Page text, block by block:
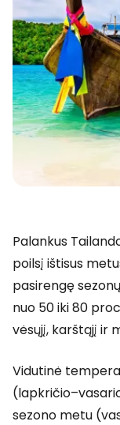
Palankus
poilsį ištisus
pasirengę
nuo 50 iki 80
vėsųjį, karštąjį ir
Vidutinė
sezono metu